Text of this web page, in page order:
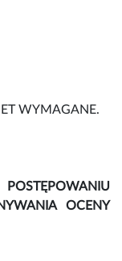
WYMAGANE.
OCENY